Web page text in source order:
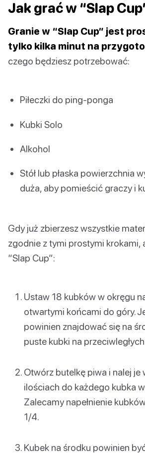
Jak grać w “Slap
Granie w “Slap Cup” jest
tylko kilka minut na
czego będziesz potrzebować:
Piłeczki do ping-ponga
Kubki Solo
Alkohol
Stół lub płaska powierzchnia
duża, aby pomieścić graczy i
Gdy już zbierzesz wszystkie
zgodnie z tymi prostymi krokami,
“Slap Cup”:
Ustaw 18 kubków w okręgu
otwartymi końcami do góry.
powinien znajdować się na
puste kubki na
Otwórz butelkę piwa i nalej je
ilościach do każdego kubka
Zalecamy napełnienie
1/4.
Kubek na środku powinien